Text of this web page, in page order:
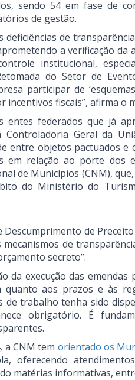
sendo 54 em fase de
de gestão.
de
a verificação da
institucional,
do Setor de
participar de
fiscais”, afirma o
entes federados que já
Geral da
entre objetos pactuados e
em relação ao porte dos
de Municípios (CNM),
do Ministério do
de Preceito
de
secreto”.
da execução das
aos prazos e às
trabalho tenha sido
obrigatório. É
a CNM tem orientado os
oferecendo
matérias informativas,